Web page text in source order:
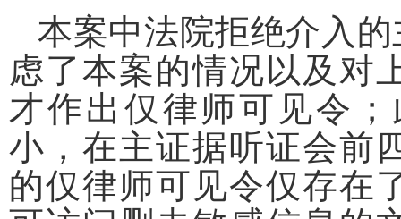
本案中法院拒绝介入
虑了本案的情况以及对
才作出仅律师可见令
小，在主证据听证会前
的仅律师可见令仅存在